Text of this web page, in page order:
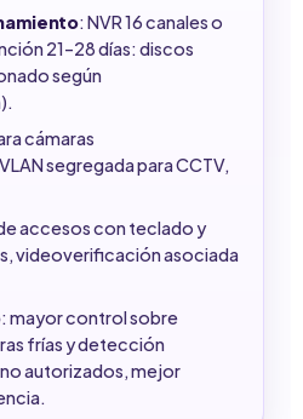
: NVR 16 canales o
21–28 días: discos
según
cámaras
segregada para CCTV,
accesos con teclado y
videoverificación asociada
: mayor control sobre
frías y detección
autorizados, mejor